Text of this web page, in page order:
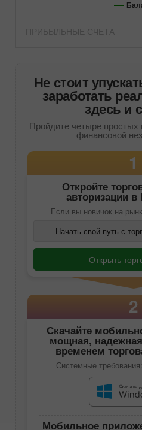
ПРИБЫЛЬНЫЕ СЧЕТА
Не стоит
заработать
здесь и
Пройдите четыре простых
финансовой
1
Откройте
авторизации в
Если вы новичок на
Начать свой путь с
Открыть
2
Скачайте
мощная,
временем
Системные
Мобильное